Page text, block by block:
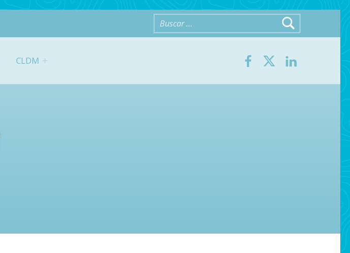
CLDM
Facebook
TwitterLinkedIn
Buscar: